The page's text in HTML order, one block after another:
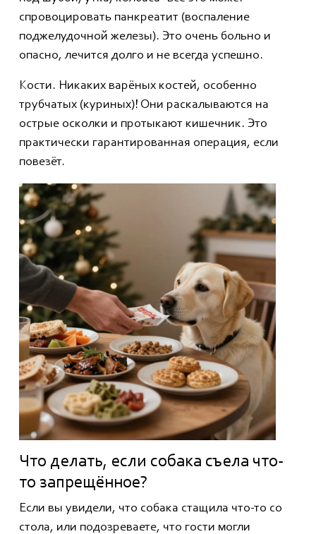
спровоцировать панкреатит (воспаление
поджелудочной железы). Это очень больно и
опасно, лечится долго и не всегда успешно.
Кости. Никаких варёных костей, особенно
трубчатых (куриных)! Они раскалываются на
острые осколки и протыкают кишечник. Это
практически гарантированная операция, если
повезёт.
Что делать, если собака съела что-
то запрещённое?
Если вы увидели, что собака стащила что-то со
стола, или подозреваете, что гости могли